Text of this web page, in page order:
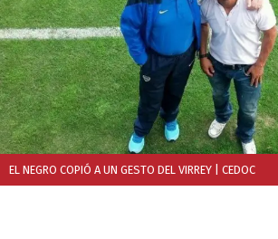
EL NEGRO COPIÓ A UN GESTO DEL VIRREY | CEDOC